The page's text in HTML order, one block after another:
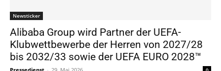
Newsticker
Alibaba Group wird Partner der UEFA-
Klubwettbewerbe der Herren von 2027/28
bis 2032/33 sowie der UEFA EURO 2028™